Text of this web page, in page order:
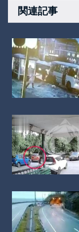
関連記事